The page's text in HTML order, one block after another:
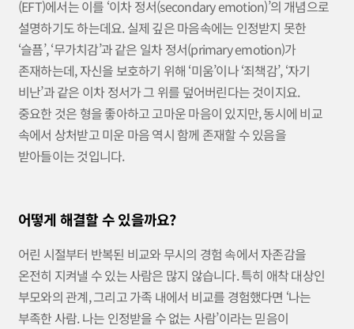
(EFT)에서는 이를 ‘이차 정서(secondary emotion)’의 개념으로
설명하기도 하는데요. 실제 깊은 마음속에는 인정받지 못한
‘슬픔’, ‘무가치감’과 같은 일차 정서(primary emotion)가
존재하는데, 자신을 보호하기 위해 ‘미움’이나 ‘죄책감’, ‘자기
비난’과 같은 이차 정서가 그 위를 덮어버린다는 것이지요.
중요한 것은 형을 좋아하고 고마운 마음이 있지만, 동시에 비교
속에서 상처받고 미운 마음 역시 함께 존재할 수 있음을
받아들이는 것입니다.
어떻게 해결할 수 있을까요?
어린 시절부터 반복된 비교와 무시의 경험 속에서 자존감을
온전히 지켜낼 수 있는 사람은 많지 않습니다. 특히 애착 대상인
부모와의 관계, 그리고 가족 내에서 비교를 경험했다면 ‘나는
부족한 사람. 나는 인정받을 수 없는 사람’이라는 믿음이